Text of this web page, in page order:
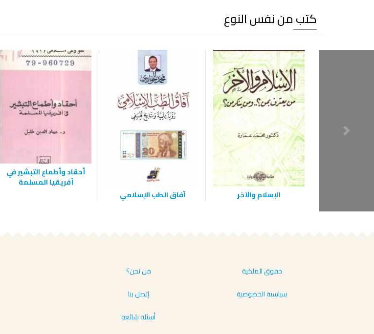
كتب من نفس النوع
الإسلام والآخر آفاق الطب الإسلامي
أحقاد وأطماع التبشير في
أفريقيا المسلمة
حقوق الملكية
سياسية الخصوصية
من نحن؟
إتصل بنا
أسئلة شائعة